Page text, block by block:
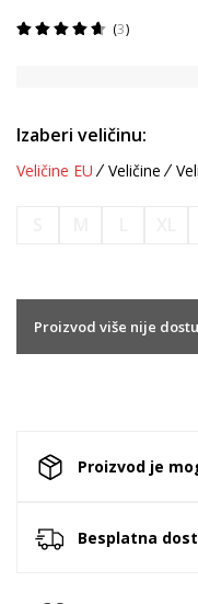
3
Izaberi veličinu:
Veličine EU Veličine
Proizvod više nije
Proizvod je
Besplatna